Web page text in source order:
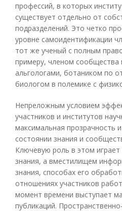
профессий, в которых
существует отдельно от
подразделений. Это четко
уровне самоидентификации
тот же ученый с полным
примеру, членом сообщества
альгологами, ботаником по
биологом в полемике с
Непреложным условием
участников и институтов
максимальная прозрачность
состоянии знания и
Ключевую роль в этом играет
знания, а вместилищем
знания, способах его
отношениях участников
момент времени выступает
публикаций.